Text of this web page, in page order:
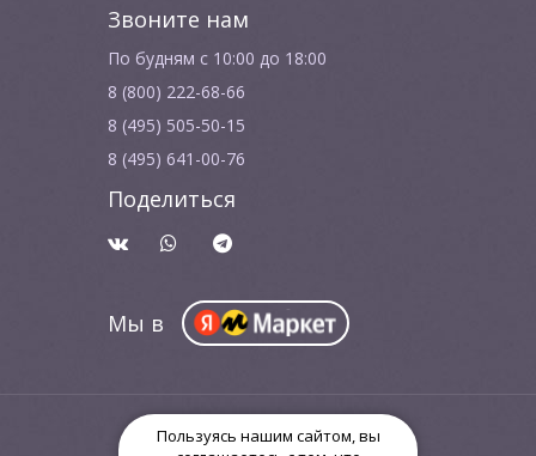
Звоните нам
По будням с 10:00 до 18:00
8 (800) 222-68-66
8 (495) 505-50-15
8 (495) 641-00-76
Поделиться
Мы в
© ООО "Биопси Медикал" 2015 - 2026
Пользуясь нашим сайтом, вы